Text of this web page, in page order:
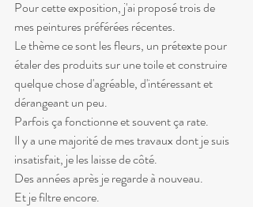
Pour cette exposition, j'ai proposé trois de
mes peintures préférées récentes.
Le thème ce sont les fleurs, un prétexte pour
étaler des produits sur une toile et construire
quelque chose d'agréable, d'intéressant et
dérangeant un peu.
Parfois ça fonctionne et souvent ça rate.
Il y a une majorité de mes travaux dont je suis
insatisfait, je les laisse de côté.
Des années après je regarde à nouveau.
Et je filtre encore.